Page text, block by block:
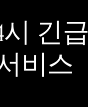
시 긴급
비스